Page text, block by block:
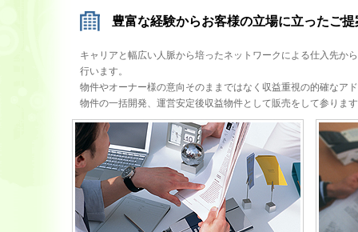
豊富な経験からお客様の立場に立ったご
キャリアと幅広い人脈から培ったネットワークによる仕入先か
行います。
物件やオーナー様の意向そのままではなく収益重視の的確なア
物件の一括開発、運営安定後収益物件として販売をして参りま